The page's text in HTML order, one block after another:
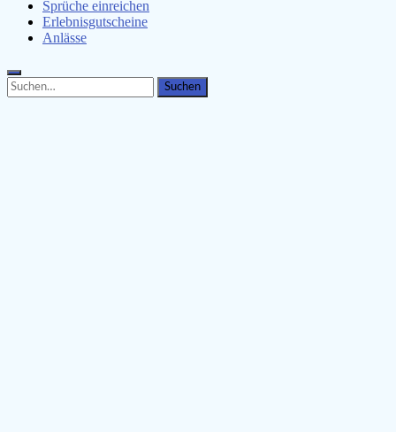
Sprüche einreichen
Erlebnisgutscheine
Anlässe
Search
for:
Search